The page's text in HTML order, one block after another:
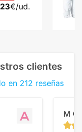
€/ud.
clientes
en 212 reseñas
M C